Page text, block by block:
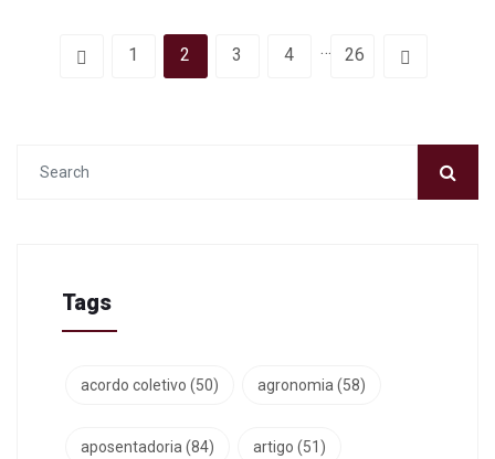
1 2 3 4 … 26
Tags
acordo coletivo (50) agronomia (58)
aposentadoria (84) artigo (51)